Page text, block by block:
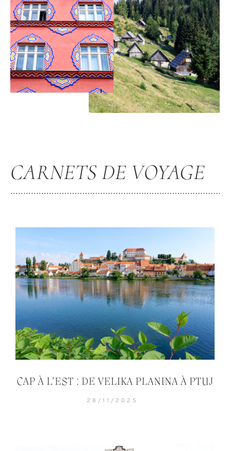
CARNETS DE VOYAGE
CAP À L’EST : DE VELIKA PLANINA À PTUJ
28/11/2025